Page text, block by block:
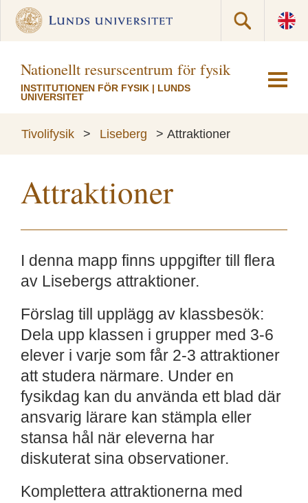
Nationellt resurscentrum för fysik
INSTITUTIONEN FÖR FYSIK | LUNDS
UNIVERSITET
Tivolifysik > Liseberg > Attraktioner
Attraktioner
I denna mapp finns uppgifter till flera
av Lisebergs attraktioner.
Förslag till upplägg av klassbesök:
Dela upp klassen i grupper med 3-6
elever i varje som får 2-3 attraktioner
att studera närmare. Under en
fysikdag kan du använda ett blad där
ansvarig lärare kan stämpla eller
stansa hål när eleverna har
diskuterat sina observationer.
Komplettera attraktionerna med